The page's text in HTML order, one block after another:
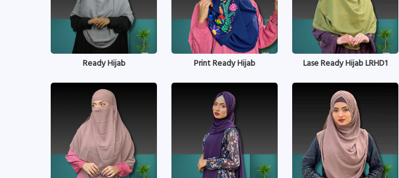
Ready Hijab Print Ready Hijab Lase Ready Hijab LRHD1